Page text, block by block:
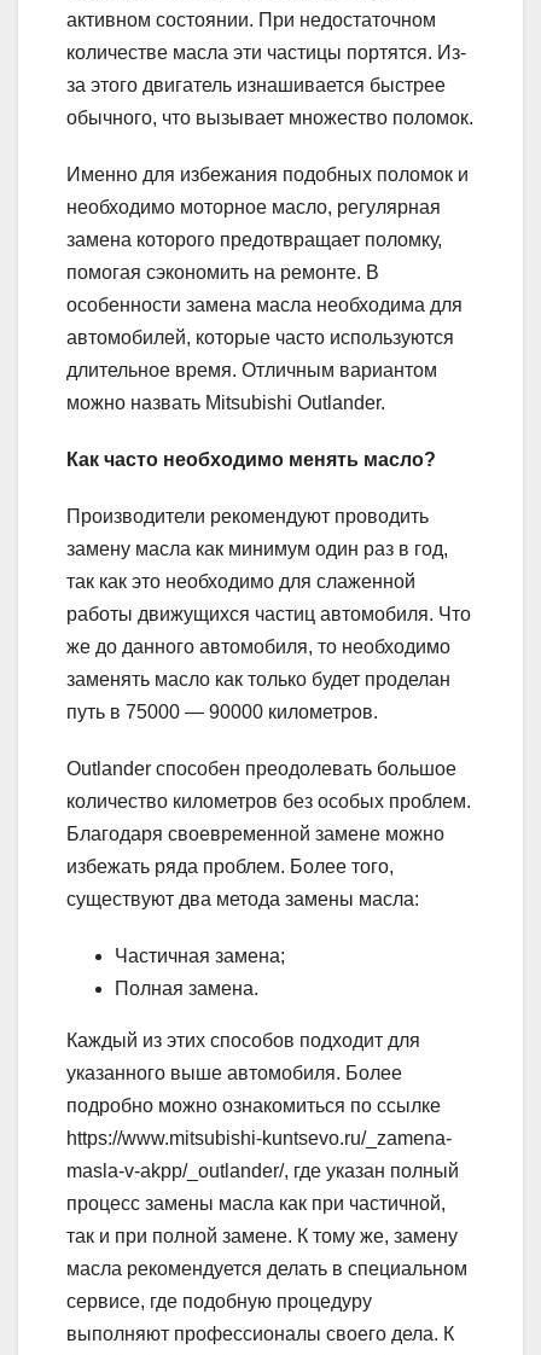
активном состоянии. При недостаточном
количестве масла эти частицы портятся. Из-
за этого двигатель изнашивается быстрее
обычного, что вызывает множество поломок.
Именно для избежания подобных поломок и
необходимо моторное масло, регулярная
замена которого предотвращает поломку,
помогая сэкономить на ремонте. В
особенности замена масла необходима для
автомобилей, которые часто используются
длительное время. Отличным вариантом
можно назвать Mitsubishi Outlander.
Как часто необходимо менять масло?
Производители рекомендуют проводить
замену масла как минимум один раз в год,
так как это необходимо для слаженной
работы движущихся частиц автомобиля. Что
же до данного автомобиля, то необходимо
заменять масло как только будет проделан
путь в 75000 — 90000 километров.
Outlander способен преодолевать большое
количество километров без особых проблем.
Благодаря своевременной замене можно
избежать ряда проблем. Более того,
существуют два метода замены масла:
Частичная замена;
Полная замена.
Каждый из этих способов подходит для
указанного выше автомобиля. Более
подробно можно ознакомиться по ссылке
https://www.mitsubishi-kuntsevo.ru/_zamena-
masla-v-akpp/_outlander/, где указан полный
процесс замены масла как при частичной,
так и при полной замене. К тому же, замену
масла рекомендуется делать в специальном
сервисе, где подобную процедуру
выполняют профессионалы своего дела. К